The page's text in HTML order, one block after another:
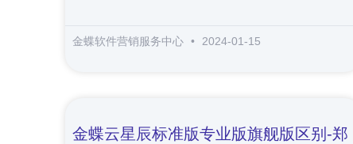
金蝶软件营销服务中心 2024-01-15
金蝶云星辰标准版专业版旗舰版区别-郑